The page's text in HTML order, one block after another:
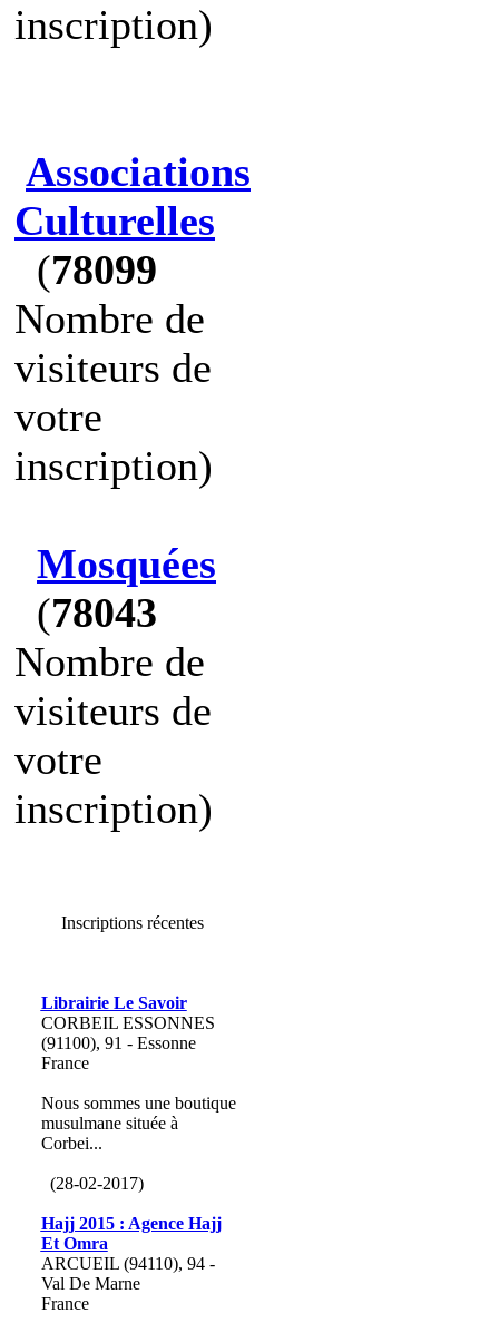
inscription)
Associations
Culturelles
(78099
Nombre de
visiteurs de
votre
inscription)
Mosquées
(78043
Nombre de
visiteurs de
votre
inscription)
Inscriptions récentes
Librairie Le Savoir
CORBEIL ESSONNES
(91100), 91 - Essonne
France
Nous sommes une boutique
musulmane située à
Corbei...
(28-02-2017)
Hajj 2015 : Agence Hajj
Et Omra
ARCUEIL (94110), 94 -
Val De Marne
France